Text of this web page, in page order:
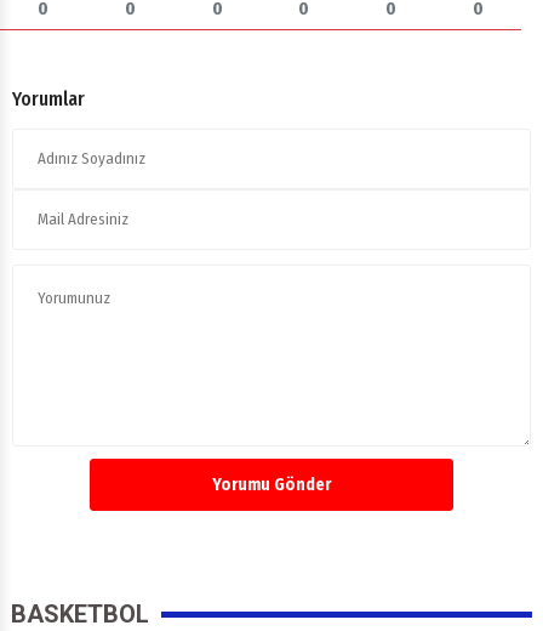
0 0 0 0 0 0
Yorumlar
Yorumu Gönder
BASKETBOL